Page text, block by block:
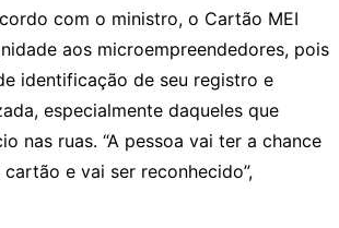
com o ministro, o Cartão MEI
aos microempreendedores, pois
identificação de seu registro e
especialmente daqueles que
nas ruas. “A pessoa vai ter a chance
e vai ser reconhecido”,